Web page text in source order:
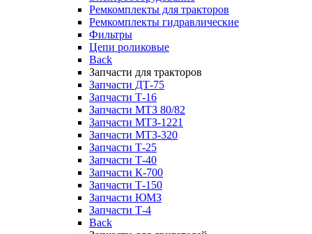
Ремкомплекты для тракторов
Ремкомплекты гидравлические
Фильтры
Цепи роликовые
Back
Запчасти для тракторов
Запчасти ДТ-75
Запчасти Т-16
Запчасти МТЗ 80/82
Запчасти МТЗ-1221
Запчасти МТЗ-320
Запчасти Т-25
Запчасти Т-40
Запчасти К-700
Запчасти Т-150
Запчасти ЮМЗ
Запчасти Т-4
Back